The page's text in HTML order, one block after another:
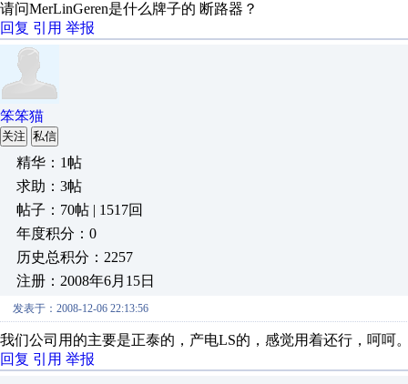
请问MerLinGeren是什么牌子的 断路器？
回复 引用 举报
笨笨猫
关注 私信
精华：1帖
求助：3帖
帖子：70帖 | 1517回
年度积分：0
历史总积分：2257
注册：2008年6月15日
发表于：2008-12-06 22:13:56
我们公司用的主要是正泰的，产电LS的，感觉用着还行，呵呵
回复 引用 举报